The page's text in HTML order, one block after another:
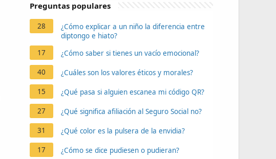
Preguntas populares
28
¿Cómo explicar a un niño la diferencia entre
diptongo e hiato?
17
¿Cómo saber si tienes un vacío emocional?
40 ¿Cuáles son los valores éticos y morales?
15 ¿Qué pasa si alguien escanea mi código QR?
27 ¿Qué significa afiliación al Seguro Social no?
31 ¿Qué color es la pulsera de la envidia?
17 ¿Cómo se dice pudiesen o pudieran?